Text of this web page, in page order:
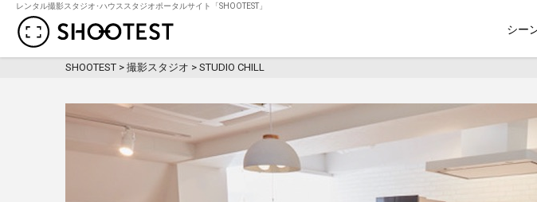
レンタル撮影スタジオ･ハウススタジオポータルサイト「SHOOTEST」
シー
SHOOTEST > 撮影スタジオ > STUDIO CHILL